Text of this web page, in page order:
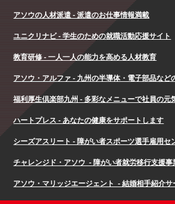
アソウの人材派遣 - 派遣のお仕事情報満載
ユニクリナビ - 学生のための就職活動応援サイト
教育研修 - 一人一人の能力を高める人材教育
アソウ・アルファ - 九州の半導体・電子部品など
福利厚生倶楽部九州 - 多彩なメニューで社員の元
ハートプレス - あなたの健康をサポートします
シーズアスリート - 障がい者スポーツ選手雇用セ
チャレンジド・アソウ - 障がい者就労移行支援事
アソウ・マリッジエージェント - 結婚相手紹介サ